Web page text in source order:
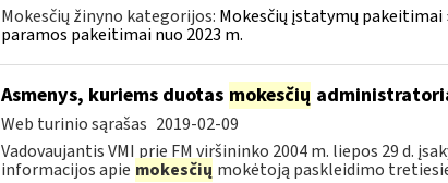
Mokesčių žinyno kategorijos: Mokesčių įstatymų pakeitimai
paramos pakeitimai nuo 2023 m.
Asmenys, kuriems duotas mokesčių
Web turinio sąrašas 2019-02-09
Vadovaujantis VMI prie FM viršininko 2004 m. liepos 29 d.
informacijos apie mokesčių mokėtoją paskleidimo